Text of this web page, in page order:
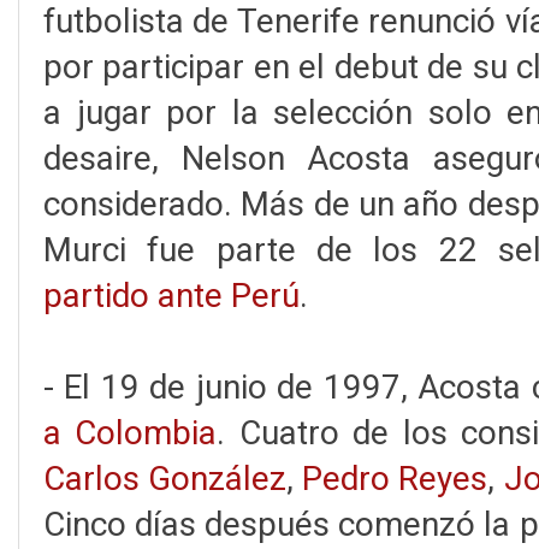
futbolista de Tenerife renunció
por participar en el debut de su
a jugar por la selección solo
desaire, Nelson Acosta
considerado. Más de un año
Murci fue parte de los 22
partido ante Perú.
- El 19 de junio de 1997,
a Colombia. Cuatro de los
Carlos González, Pedro Reyes,
Cinco días después comenzó la